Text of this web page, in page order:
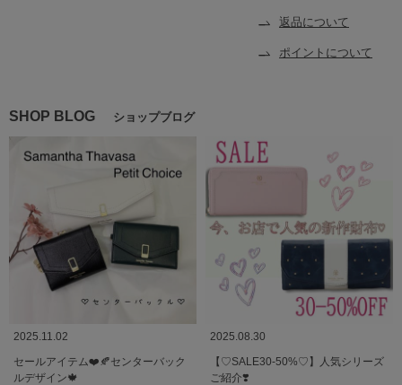
返品について
ポイントについて
SHOP BLOG ショップブログ
2025.11.02
セールアイテム❤️🍂センターバック
ルデザイン🍁
2025.08.30
【♡SALE30-50%♡】人気シリーズ
ご紹介❣️